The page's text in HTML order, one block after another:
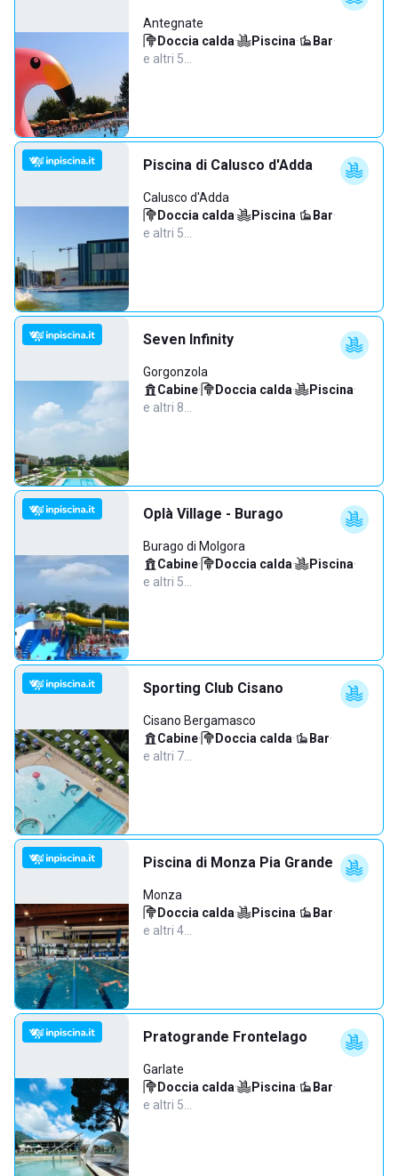
Antegnate
Doccia calda· Piscina· Bar·
e altri 5…
Piscina di Calusco d'Adda
Calusco d'Adda
Doccia calda· Piscina· Bar·
e altri 5…
Seven Infinity
Gorgonzola
Cabine· Doccia calda· Piscina·
e altri 8…
Oplà Village - Burago
Burago di Molgora
Cabine· Doccia calda· Piscina·
e altri 5…
Sporting Club Cisano
Cisano Bergamasco
Cabine· Doccia calda· Bar·
e altri 7…
Piscina di Monza Pia Grande
Monza
Doccia calda· Piscina· Bar·
e altri 4…
Pratogrande Frontelago
Garlate
Doccia calda· Piscina· Bar·
e altri 5…